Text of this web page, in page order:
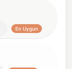
En Uygun